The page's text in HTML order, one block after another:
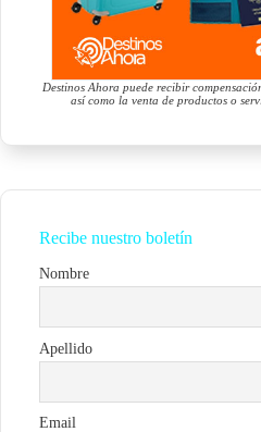
Destinos Ahora puede recibir
así como la venta de productos o
Recibe nuestro boletín
Nombre
Apellido
Email